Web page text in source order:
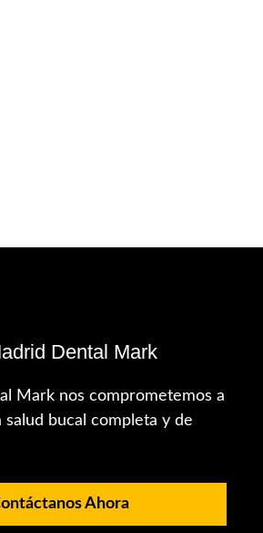
Dental Mark
Mark nos comprometemos a
salud bucal completa y de
Ahora